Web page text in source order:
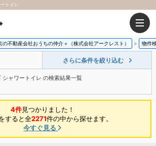
トイレ
不動産会社おうちの仲介＋（株式会社アークレスト） 物件
さらに条件を絞り込む
ャワートイレ の検索結果一覧
4件見つかりました！
すると全2271件の中から探せます。
今すぐ見る